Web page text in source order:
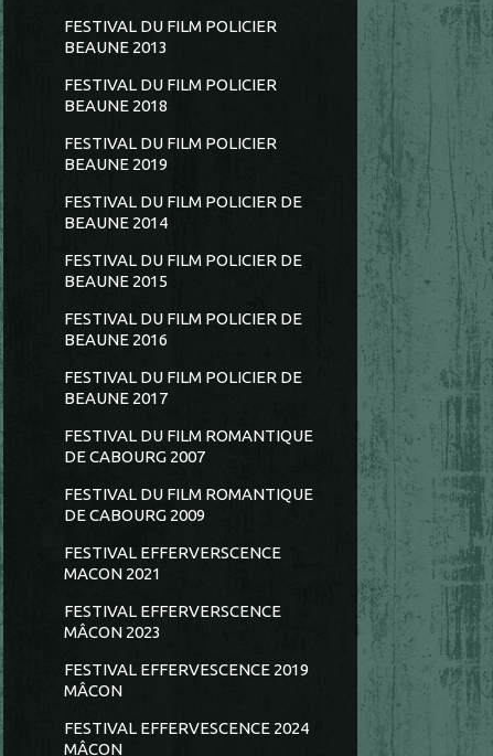
FESTIVAL DU FILM POLICIER
BEAUNE 2013
FESTIVAL DU FILM POLICIER
BEAUNE 2018
FESTIVAL DU FILM POLICIER
BEAUNE 2019
FESTIVAL DU FILM POLICIER DE
BEAUNE 2014
FESTIVAL DU FILM POLICIER DE
BEAUNE 2015
FESTIVAL DU FILM POLICIER DE
BEAUNE 2016
FESTIVAL DU FILM POLICIER DE
BEAUNE 2017
FESTIVAL DU FILM ROMANTIQUE
DE CABOURG 2007
FESTIVAL DU FILM ROMANTIQUE
DE CABOURG 2009
FESTIVAL EFFERVERSCENCE
MACON 2021
FESTIVAL EFFERVERSCENCE
MÂCON 2023
FESTIVAL EFFERVESCENCE 2019
MÂCON
FESTIVAL EFFERVESCENCE 2024
MÂCON